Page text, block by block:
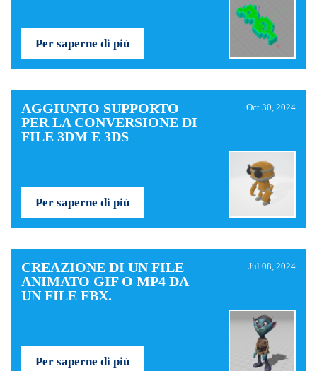
Per saperne di più
AGGIUNTO SUPPORTO
PER LA CONVERSIONE DI
FILE 3DM E 3DS
Oct 30, 2024
Per saperne di più
CREAZIONE DI UN FILE
ANIMATO GIF O MP4 DA
UN FILE FBX.
Jul 08, 2024
Per saperne di più